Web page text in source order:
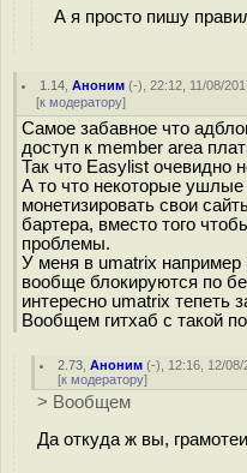
А я просто пишу
1.14 ,Аноним (-), 22:12, 11/08/
[к модератору]
Самое забавное что
доступ к member area
Так что Easylist очевидно
А то что некоторые
монетизировать свои
бартера, вместо того
проблемы.
У меня в umatrix
вообще блокируются по
интересно umatrix тепеть
Вообщем гитхаб с такой
2.73 ,Аноним (-), 12:16, 12/08/
[к модератору]
> Вообщем
Да откуда ж вы,